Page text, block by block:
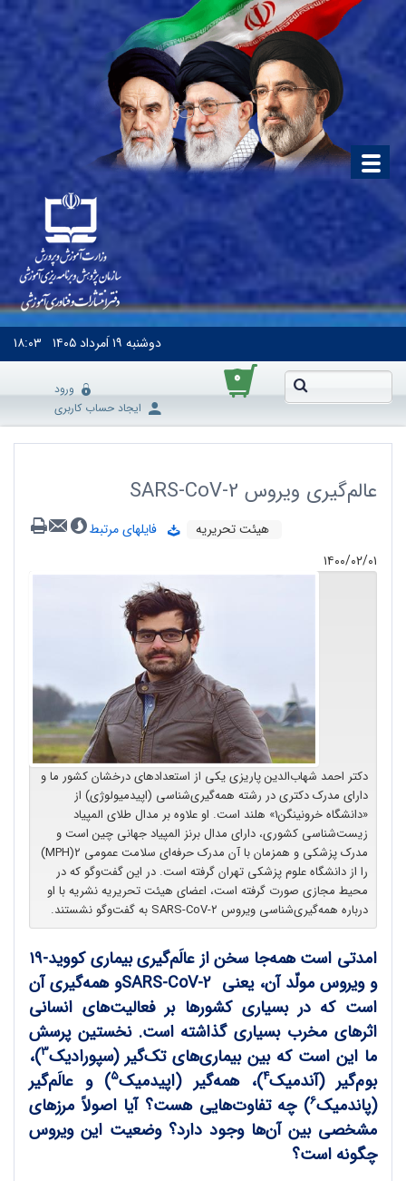
دوشنبه ۱۹ اَمرداد ۱۴۰۵ ۱۸:۰۳
۰
ورود
ایجاد حساب کاربری
عالم‌گیری ویروس SARS-CoV-2
هیئت تحریریه
فایلهای مرتبط
۱۴۰۰/۰۲/۰۱
دکتر احمد شهاب‌الدین پاریزی یکی از استعدادهای درخشان کشور ما و
دارای مدرک دکتری در رشته همه‌گیری‌شناسی (اپیدمیولوژی) از
«دانشگاه خرونینگن۱» هلند است. او علاوه بر مدال طلای المپیاد
زیست‌شناسی کشوری، دارای مدال برنز المپیاد جهانی چین است و
مدرک پزشکی و همزمان با آن مدرک حرفه‌ای سلامت عمومی ۲(MPH)
را از دانشگاه علوم پزشکی تهران گرفته است. در این گفت‌وگو که در
محیط مجازی صورت گرفته است، اعضای هیئت تحریریه نشریه با او
درباره همه‌گیری‌شناسی ویروس SARS-CoV-۲ به گفت‌وگو نشستند.
امدتی است همهجا سخن از عالَم
گیری بیماری کووید-۱۹
و ویروس مولّد آن، یعنی
و همهگیری آن
است که در بسیاری کشورها بر فعالیتهای انسانی
اثرهای مخرب بسیاری گذاشته است. نخستین پرسش
ما این است که بین بیماریهای تکگیر (سپورادیک3)،
بومگیر (آندمیک4)، همهگیر (اپیدمیک5) و عالَمگیر
(پاندمیک6) چه تفاوتهایی هست؟ آیا اصولاً مرزهای
مشخصی بین آنها وجود دارد؟ وضعیت این ویروس
چگونه است؟